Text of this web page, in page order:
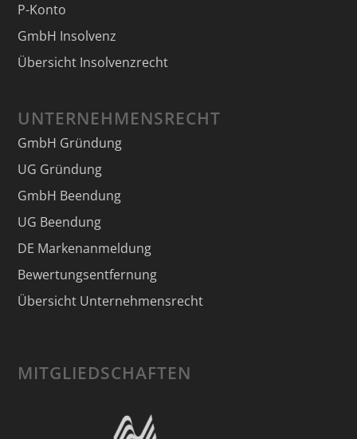
P-Konto
GmbH Insolvenz
Übersicht Insolvenzrecht
UNTERNEHMENSRECHT
GmbH Gründung
UG Gründung
GmbH Beendung
UG Beendung
DE Markenanmeldung
Bewertungsentfernung
Übersicht Unternehmensrecht
MITGLIEDSCHAFTEN